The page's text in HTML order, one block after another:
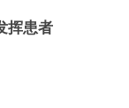
挥患者